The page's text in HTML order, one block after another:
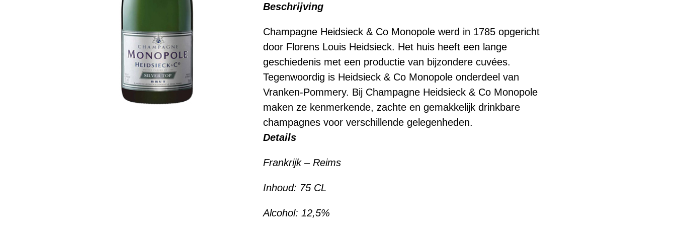
Co
Monopole
aantal
Beschrijving
Champagne Heidsieck & Co Monopole werd in 1785 opgericht
door Florens Louis Heidsieck. Het huis heeft een lange
geschiedenis met een productie van bijzondere cuvées.
Tegenwoordig is Heidsieck & Co Monopole onderdeel van
Vranken-Pommery. Bij Champagne Heidsieck & Co Monopole
maken ze kenmerkende, zachte en gemakkelijk drinkbare
champagnes voor verschillende gelegenheden.
Details
Frankrijk – Reims
Inhoud: 75 CL
Alcohol: 12,5%